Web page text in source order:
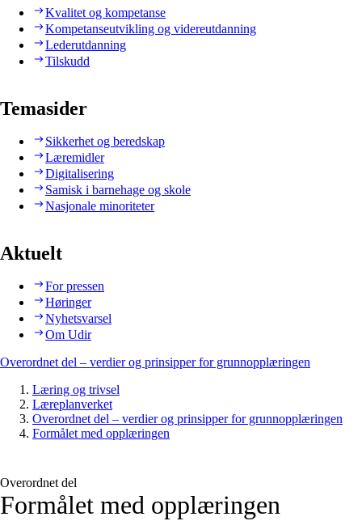
Kvalitet og kompetanse
Kompetanseutvikling og videreutdanning
Lederutdanning
Tilskudd
Temasider
Sikkerhet og beredskap
Læremidler
Digitalisering
Samisk i barnehage og skole
Nasjonale minoriteter
Aktuelt
For pressen
Høringer
Nyhetsvarsel
Om Udir
Overordnet del – verdier og prinsipper for grunnopplæringen
Læring og trivsel
Læreplanverket
Overordnet del – verdier og prinsipper for grunnopplæringen
Formålet med opplæringen
Overordnet del
Formålet med opplæringen